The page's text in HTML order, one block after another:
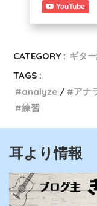
YouTube
CATEGORY : ギタ
TAGS :
analyze
アナ
練習
耳より情報